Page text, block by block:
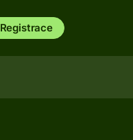
Registrace